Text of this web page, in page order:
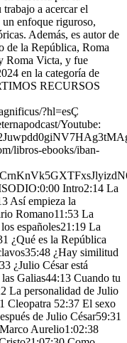
a acercar el
enfoque riguroso,
Además, es autor de
de la República, Roma
Roma Victa, y fue
en la categoría de
RECURSOS
?hl=esÇ
Youtube:
libros-ebooks/iban-
Intro2:14 La
Así empieza la
Romano11:53 La
españoles21:19 La
¿Qué es la República
¿Hay similitud
¿Julio César está
Galias44:13 Cuando tu
La personalidad de Julio
Cleopatra 52:37 El sexo
de Julio César59:31
Aurelio1:02:38